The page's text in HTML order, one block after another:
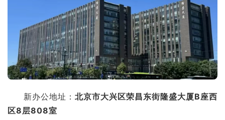
新办公地址： 北京市大兴区荣昌东街隆盛大厦B座西
区8层808室